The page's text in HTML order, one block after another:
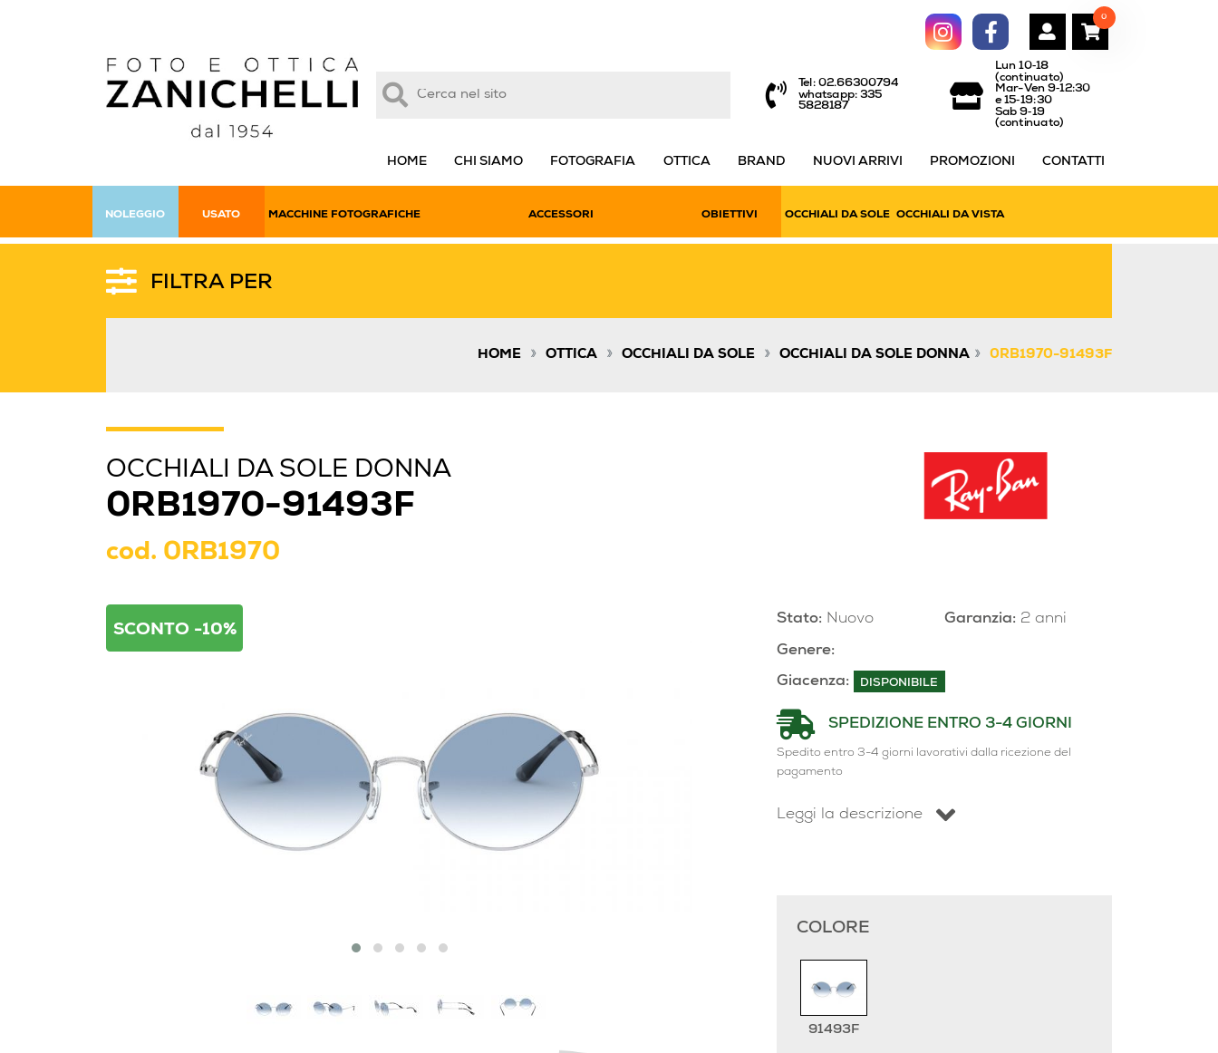
Tel: 02.66300794
whatsapp: 335
5828187
Lun 10‑18
(continuato)
Mar-Ven 9‑12:30
e 15‑19:30
Sab 9‑19
(continuato)
HOME CHI SIAMO FOTOGRAFIA OTTICA BRAND NUOVI ARRIVI PROMOZIONI CONTATTI
0
NOLEGGIO USATO MACCHINE FOTOGRAFICHE ACCESSORI OBIETTIVI OCCHIALI DA SOLE OCCHIALI DA VISTA
FILTRA PER
HOME » OTTICA » OCCHIALI DA SOLE » OCCHIALI DA SOLE DONNA » 0RB1970-91493F
OCCHIALI DA SOLE DONNA
0RB1970-91493F
cod. 0RB1970
SCONTO -10%
Stato: Nuovo
Genere:
Garanzia: 2 anni
Giacenza: DISPONIBILE
SPEDIZIONE ENTRO 3-4 GIORNI
Spedito entro 3-4 giorni lavorativi dalla ricezione del
pagamento
Leggi la descrizione
COLORE
91493F